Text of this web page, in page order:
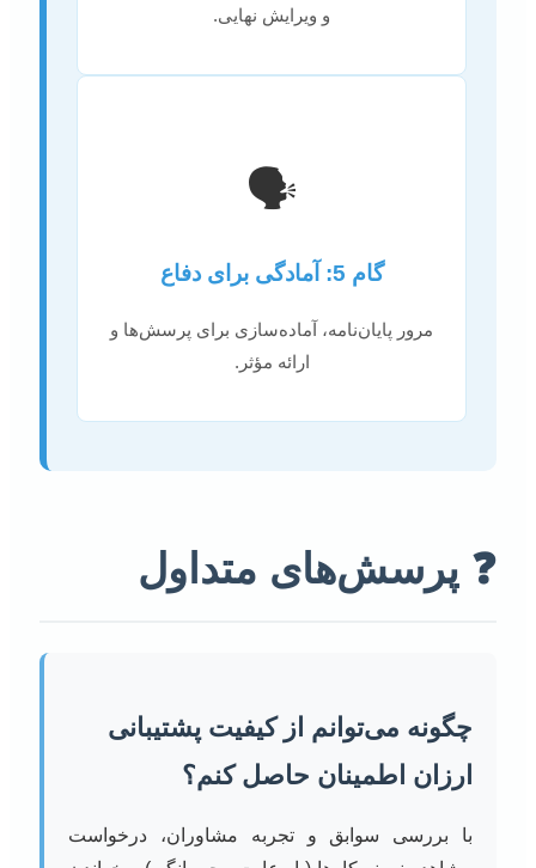
و ویرایش نهایی.
🗣️
گام 5: آمادگی برای دفاع
مرور پایان‌نامه، آماده‌سازی برای پرسش‌ها و
ارائه مؤثر.
❓ پرسش‌های متداول
چگونه می‌توانم از کیفیت پشتیبانی
ارزان اطمینان حاصل کنم؟
با بررسی سوابق و تجربه مشاوران، درخواست